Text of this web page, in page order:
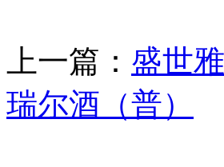
上一篇： 盛世
瑞尔酒（普）